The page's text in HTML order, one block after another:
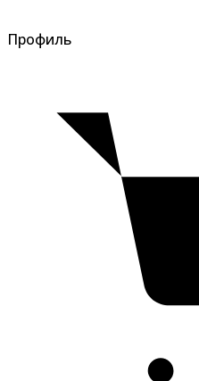
Профиль